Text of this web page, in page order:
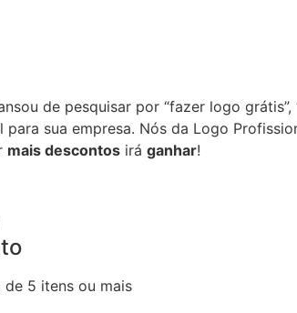
de pesquisar por “fazer logo grátis”,
sua empresa. Nós da Logo
mais descontos irá ganhar!
de 5 itens ou mais